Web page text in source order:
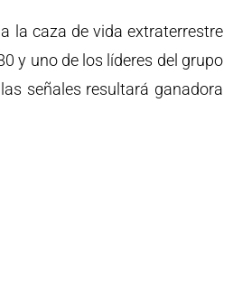
a la caza de vida extraterrestre
y uno de los líderes del grupo
señales resultará ganadora